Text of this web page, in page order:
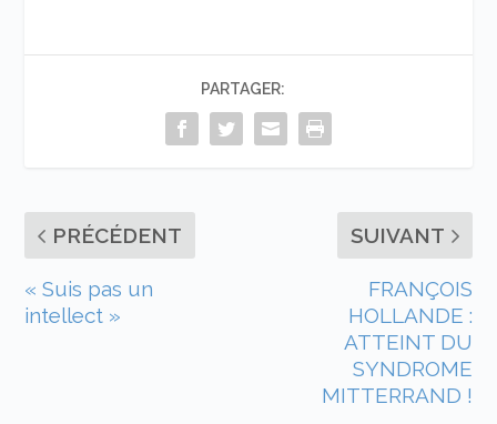
PARTAGER:
PRÉCÉDENT
« Suis pas un
intellect »
SUIVANT
FRANÇOIS
HOLLANDE :
ATTEINT DU
SYNDROME
MITTERRAND !